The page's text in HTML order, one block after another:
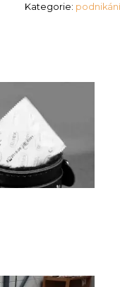
Kategorie: podnikání